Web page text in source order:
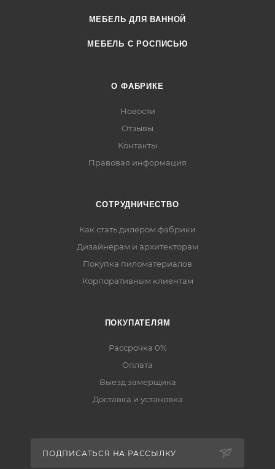
МЕБЕЛЬ ДЛЯ ВАННОЙ
МЕБЕЛЬ С РОСПИСЬЮ
О ФАБРИКЕ
Новости
Отзывы
Контакты
Правовая информация
СОТРУДНИЧЕСТВО
Как стать дилером фабрики
Дизайнерам и архитекторам
Покупка пиломатериалов
Корпоративным клиентам
ПОКУПАТЕЛЯМ
Рассрочка 0%
Оплата
Выезд замерщика
Доставка и установка
ПОДПИСАТЬСЯ НА РАССЫЛКУ